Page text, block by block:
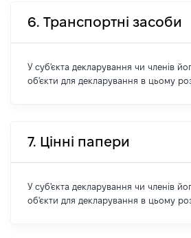
6. Транспортні засоби
У суб'єкта декларування чи членів
об'єкти для декларування в цьому
7. Цінні папери
У суб'єкта декларування чи членів
об'єкти для декларування в цьому